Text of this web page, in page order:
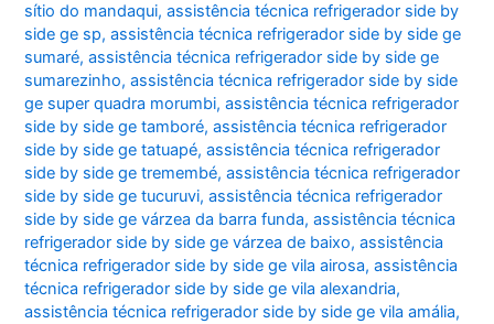
sítio do mandaqui,assistência técnica refrigerador side by
side ge sp,assistência técnica refrigerador side by side ge
sumaré,assistência técnica refrigerador side by side ge
sumarezinho,assistência técnica refrigerador side by side
ge super quadra morumbi,assistência técnica refrigerador
side by side ge tamboré,assistência técnica refrigerador
side by side ge tatuapé,assistência técnica refrigerador
side by side ge tremembé,assistência técnica refrigerador
side by side ge tucuruvi,assistência técnica refrigerador
side by side ge várzea da barra funda,assistência técnica
refrigerador side by side ge várzea de baixo,assistência
técnica refrigerador side by side ge vila airosa,assistência
técnica refrigerador side by side ge vila alexandria,
assistência técnica refrigerador side by side ge vila amália,